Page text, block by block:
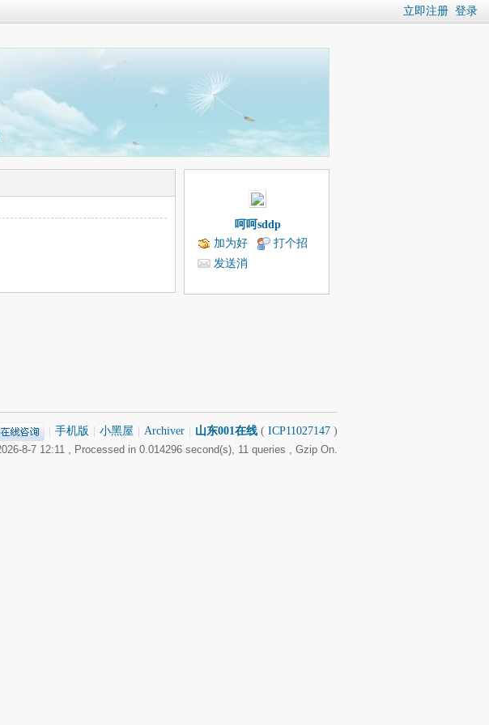
立即注册 登录
呵呵sddp
加为好
友
打个招
发送消
手机版 小黑屋 Archiver 山东001在线 ( ICP11027147 )
8-7 12:11 , Processed in 0.014296 second(s), 11 queries , Gzip On.